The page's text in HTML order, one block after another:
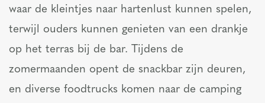
waar de kleintjes naar hartenlust kunnen spelen,
terwijl ouders kunnen genieten van een drankje
op het terras bij de bar. Tijdens de
zomermaanden opent de snackbar zijn deuren,
en diverse foodtrucks komen naar de camping